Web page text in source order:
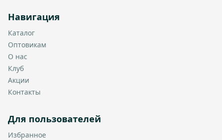
Навигация
Каталог
Оптовикам
О нас
Клуб
Акции
Контакты
Для пользователей
Избранное